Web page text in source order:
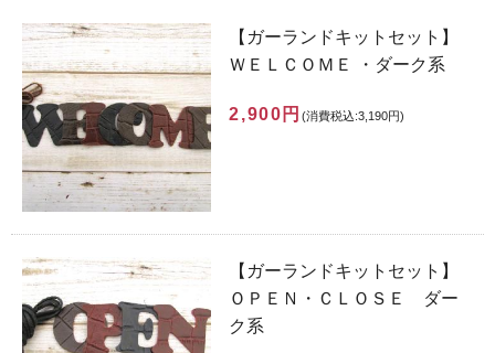
【ガーランドキットセット】
ＷＥＬＣＯＭＥ ・ダーク系
2,900円 (消費税込:3,190円)
【ガーランドキットセット】
ＯＰＥＮ・ＣＬＯＳＥ ダー
ク系